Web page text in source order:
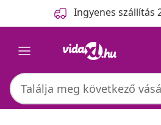
Ingyenes szállítás